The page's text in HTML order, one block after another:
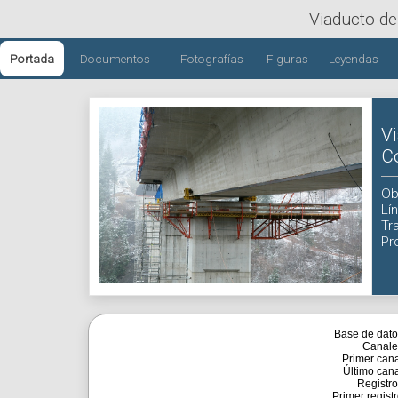
Viaducto
Portada Documentos Fotografías Figuras Leyendas
Base de
Primer
Último